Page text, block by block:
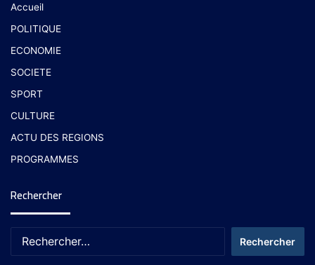
Accueil
POLITIQUE
ECONOMIE
SOCIETE
SPORT
CULTURE
ACTU DES REGIONS
PROGRAMMES
Rechercher